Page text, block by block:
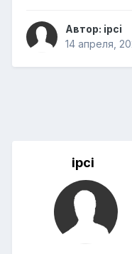
Автор: ipci
14 апреля,
ipci